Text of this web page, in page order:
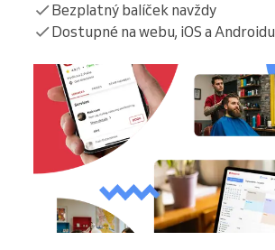
Bezplatný balíček navždy
Dostupné na webu, iOS a Androidu